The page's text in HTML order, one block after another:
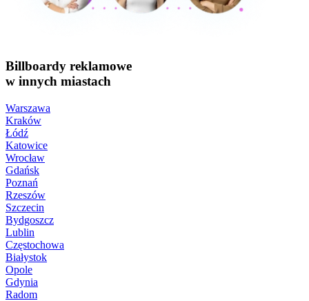
Billboardy reklamowe
w innych miastach
Warszawa
Kraków
Łódź
Katowice
Wrocław
Gdańsk
Poznań
Rzeszów
Szczecin
Bydgoszcz
Lublin
Częstochowa
Białystok
Opole
Gdynia
Radom